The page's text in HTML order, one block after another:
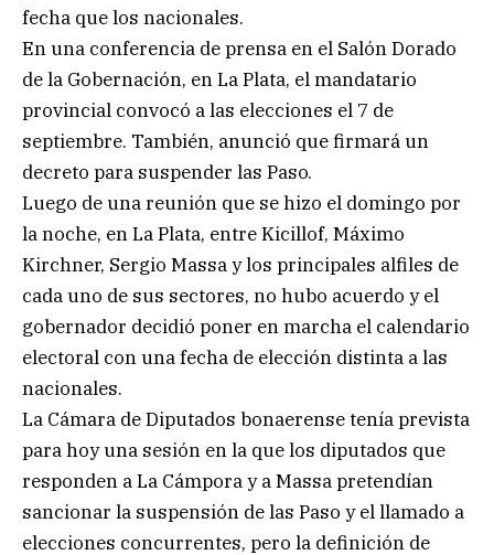
fecha que los nacionales.
En una conferencia de prensa en el Salón Dorado
de la Gobernación, en La Plata, el mandatario
provincial convocó a las elecciones el 7 de
septiembre. También, anunció que firmará un
decreto para suspender las Paso.
Luego de una reunión que se hizo el domingo por
la noche, en La Plata, entre Kicillof, Máximo
Kirchner, Sergio Massa y los principales alfiles de
cada uno de sus sectores, no hubo acuerdo y el
gobernador decidió poner en marcha el calendario
electoral con una fecha de elección distinta a las
nacionales.
La Cámara de Diputados bonaerense tenía prevista
para hoy una sesión en la que los diputados que
responden a La Cámpora y a Massa pretendían
sancionar la suspensión de las Paso y el llamado a
elecciones concurrentes, pero la definición de